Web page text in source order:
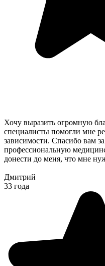
Хочу выразить огромную
специалисты помогли мне
зависимости. Спасибо вам
профессиональную
донести до меня, что мне
Дмитрий
33 года